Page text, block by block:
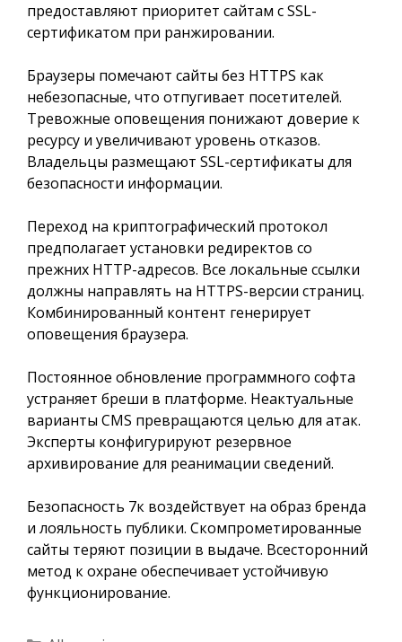
предоставляют приоритет сайтам с SSL-
сертификатом при ранжировании.
Браузеры помечают сайты без HTTPS как
небезопасные, что отпугивает посетителей.
Тревожные оповещения понижают доверие к
ресурсу и увеличивают уровень отказов.
Владельцы размещают SSL-сертификаты для
безопасности информации.
Переход на криптографический протокол
предполагает установки редиректов со
прежних HTTP-адресов. Все локальные ссылки
должны направлять на HTTPS-версии страниц.
Комбинированный контент генерирует
оповещения браузера.
Постоянное обновление программного софта
устраняет бреши в платформе. Неактуальные
варианты CMS превращаются целью для атак.
Эксперты конфигурируют резервное
архивирование для реанимации сведений.
Безопасность 7к воздействует на образ бренда
и лояльность публики. Скомпрометированные
сайты теряют позиции в выдаче. Всесторонний
метод к охране обеспечивает устойчивую
функционирование.